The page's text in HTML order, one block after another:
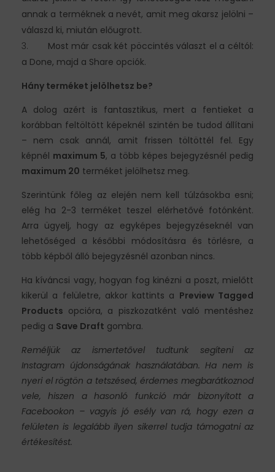
annak a terméknek a nevét, amit meg akarsz jelölni –
válaszd ki, miután előugrott.
Most már csak két pöccintés választ el a céltól:
a Done, majd a Share opciók.
Hány terméket jelölhetsz be?
A dolog azért is fantasztikus, mert a fentieket a
korábban feltöltött képeknél szintén be tudod állítani
– nem csak annál, amit frissen töltöttél fel. Egy
képnél maximum 5, a több képes bejegyzésnél pedig
maximum 20 terméket jelölhetsz meg.
Szerintünk főleg az elején nem kell túlzásokba esni;
elég ha 2-3 terméket teszel elérhetővé fotónként.
Arra ügyelj, hogy az egyképes bejegyzéseknél van
lehetőséged a későbbi módosításra és törlésre, a
több képből álló bejegyzésnél azonban nincs.
Ha kíváncsi vagy, hogyan fog kinézni a poszt, mielőtt
kikerül a felületre, akkor kattints a Preview Tagged
Products opcióra, a piszkozatként való mentéshez
pedig a Save Draft gombra.
Reméljük az ismertetővel tudtunk segíteni az
Instagram újdonságának használatában. Ha nem is
nyeri el rögtön a tetszésed, érdemes megbarátkoznod
vele, hiszen a hasonló funkció már bizonyított a
Facebookon – vagyis jó esély van rá, hogy ezen a
felületen is legalább ilyen sikerrel tudja támogatni az
értékesítést.